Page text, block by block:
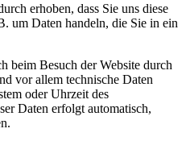
erhoben, dass Sie uns diese
um Daten handeln, die Sie in ein
beim Besuch der Website durch
vor allem technische Daten
oder Uhrzeit des
Daten erfolgt automatisch,